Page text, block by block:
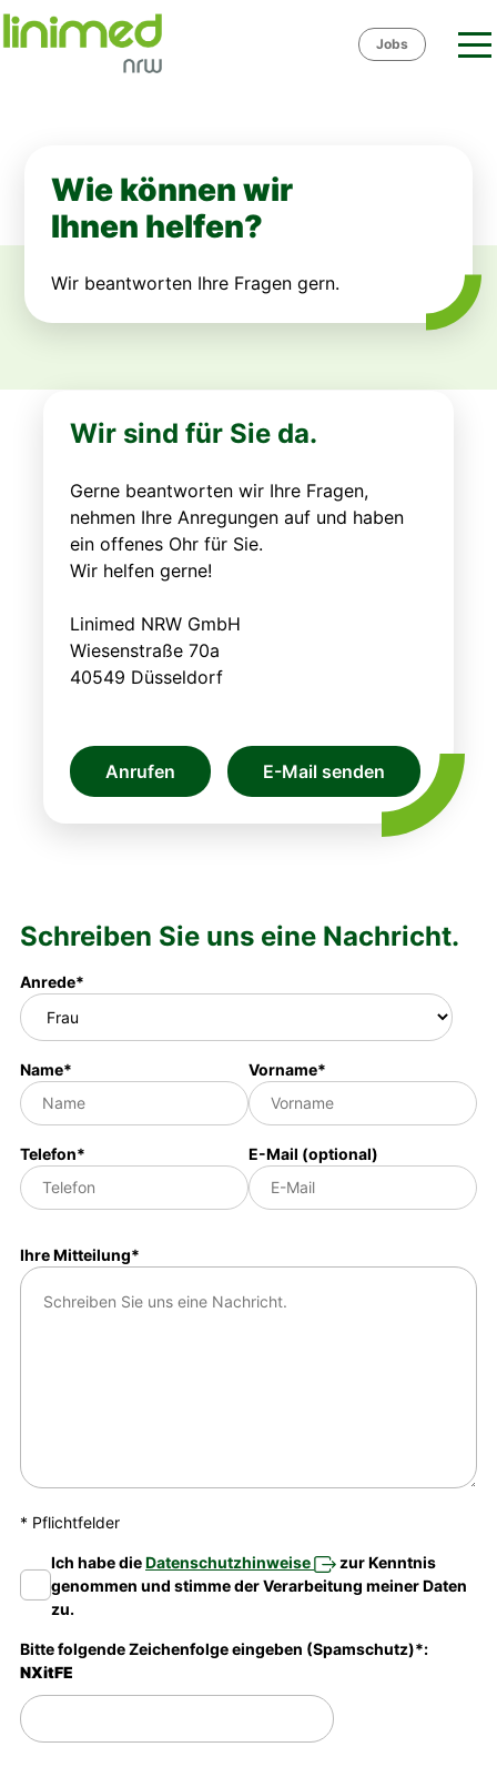
Skip
Jobs
Wie können wir
Ihnen helfen?
Wir beantworten Ihre Fragen gern.
Wir sind für Sie da.
Gerne beantworten wir Ihre Fragen,
nehmen Ihre Anregungen auf und haben
ein offenes Ohr für Sie.
Wir helfen gerne!
Linimed NRW GmbH
Wiesenstraße 70a
40549 Düsseldorf
Anrufen E-Mail senden
Schreiben Sie uns eine Nachricht.
Anrede*
Name* Vorname*
Telefon* E-Mail (optional)
Ihre Mitteilung*
* Pflichtfelder
Ich habe dieDatenschutzhinweise
zur Kenntnis
genommen und stimme der Verarbeitung meiner Daten
zu.
Bitte folgende Zeichenfolge eingeben (Spamschutz)*:
NXitFE